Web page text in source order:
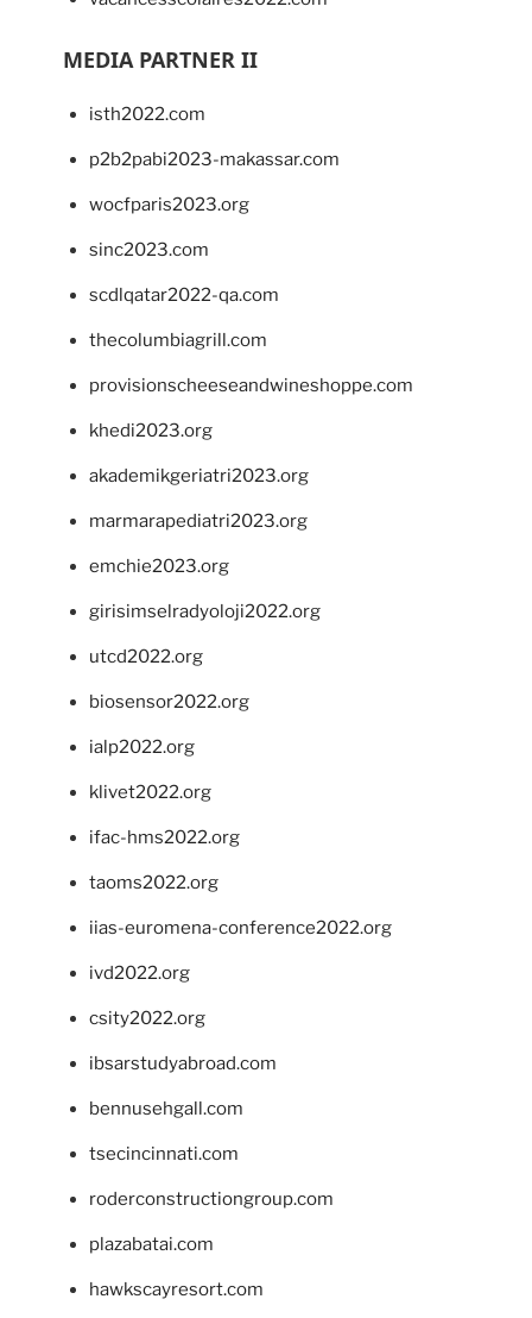
MEDIA PARTNER II
isth2022.com
p2b2pabi2023-makassar.com
wocfparis2023.org
sinc2023.com
scdlqatar2022-qa.com
thecolumbiagrill.com
provisionscheeseandwineshoppe.com
khedi2023.org
akademikgeriatri2023.org
marmarapediatri2023.org
emchie2023.org
girisimselradyoloji2022.org
utcd2022.org
biosensor2022.org
ialp2022.org
klivet2022.org
ifac-hms2022.org
taoms2022.org
iias-euromena-conference2022.org
ivd2022.org
csity2022.org
ibsarstudyabroad.com
bennusehgall.com
tsecincinnati.com
roderconstructiongroup.com
plazabatai.com
hawkscayresort.com